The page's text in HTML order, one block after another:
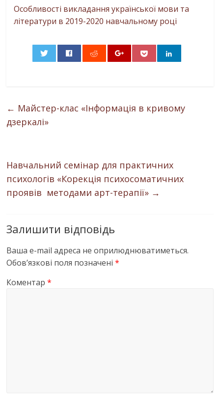
Особливості викладання української мови та
літератури в 2019-2020 навчальному році
← Майстер-клас «Інформація в кривому
дзеркалі»
Навчальний семінар для практичних
психологів «Корекція психосоматичних
проявів методами арт-терапії» →
Залишити відповідь
Ваша e-mail адреса не оприлюднюватиметься.
Обов’язкові поля позначені*
Коментар*